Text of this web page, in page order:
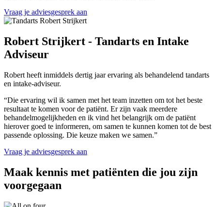
Vraag je adviesgesprek aan
Robert Strijkert - Tandarts en Intake
Adviseur
Robert heeft inmiddels dertig jaar ervaring als behandelend tandarts
en intake-adviseur.
“Die ervaring wil ik samen met het team inzetten om tot het beste
resultaat te komen voor de patiënt. Er zijn vaak meerdere
behandelmogelijkheden en ik vind het belangrijk om de patiënt
hierover goed te informeren, om samen te kunnen komen tot de best
passende oplossing. Die keuze maken we samen.”
Vraag je adviesgesprek aan
Maak kennis met patiënten die jou zijn
voorgegaan